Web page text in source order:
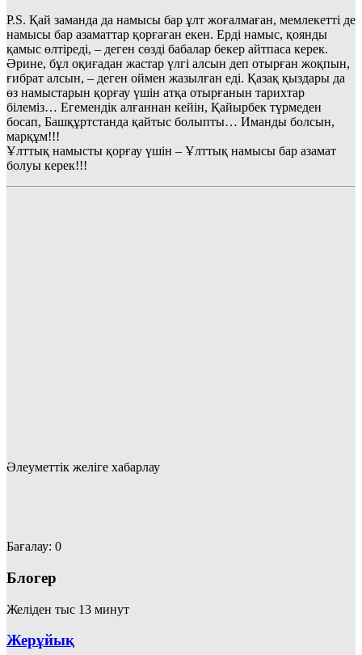
P.S. Қай заманда да намысы бар ұлт жоғалмаған, мемлекетті де
намысы бар азаматтар қорғаған екен. Ерді намыс, қоянды
қамыс өлтіреді, – деген сөзді бабалар бекер айтпаса керек.
Әрине, бұл оқиғадан жастар үлгі алсын деп отырған жоқпын,
ғибрат алсын, – деген оймен жазылған еді. Қазақ қыздары да
өз намыстарын қорғау үшін атқа отырғанын тарихтар
білеміз… Егемендік алғаннан кейін, Қайырбек түрмеден
босап, Башқұртстанда қайтыс болыпты… Иманды болсын,
марқұм!!!
Ұлттық намысты қорғау үшін – Ұлттық намысы бар азамат
болуы керек!!!
Әлеуметтік желіге хабарлау
Бағалау: 0
Блогер
Желіден тыс 13 минут
Жерұйық